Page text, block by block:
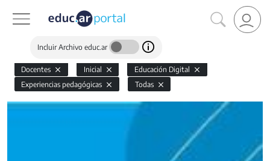
Incluir Archivo educ.ar
Docentes Inicial
Educación Digital
Experiencias pedagógicas
Todas